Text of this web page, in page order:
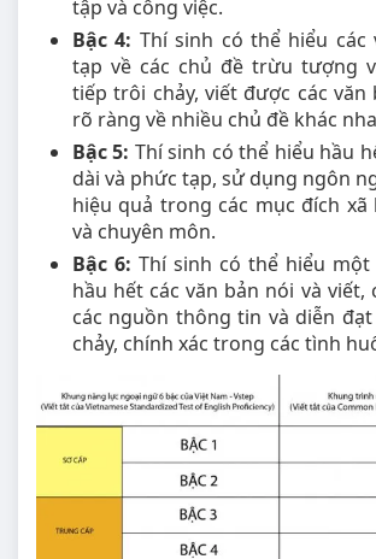
tập và công việc.
Bậc 4: Thí sinh có thể hiểu các
tạp về các chủ đề trừu tượng
tiếp trôi chảy, viết được các văn
rõ ràng về nhiều chủ đề khác
Bậc 5: Thí sinh có thể hiểu hầu
dài và phức tạp, sử dụng ngôn
hiệu quả trong các mục đích
và chuyên môn.
Bậc 6: Thí sinh có thể hiểu một
hầu hết các văn bản nói và
các nguồn thông tin và diễn
chảy, chính xác trong các tình